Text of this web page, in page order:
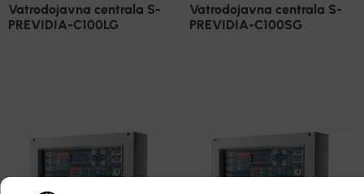
Vatrodojavna centrala S-
PREVIDIA-C100LG
Vatrodojavna centrala S-
PREVIDIA-C100SG